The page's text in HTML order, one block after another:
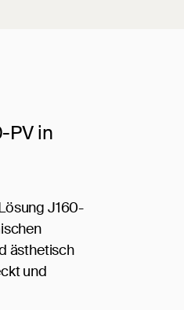
PV in
J160-
ästhetisch
und